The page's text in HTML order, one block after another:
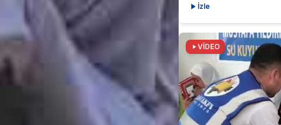
İzle
VİDEO